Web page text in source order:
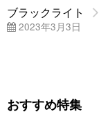
ブラックライト
2023年3月3日
おすすめ特集